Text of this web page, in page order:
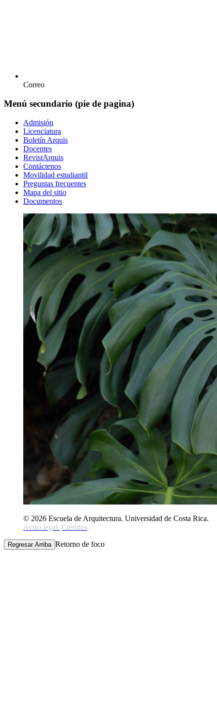
Correo
Menú secundario (pie de pagina)
Admisión
Licenciatura
Boletín Arquis
Docentes
RevistArquis
Contáctenos
Movilidad estudiantil
Preguntas frecuentes
Mapa del sitio
Documentos
© 2026 Escuela de Arquitectura. Universidad de Costa Rica.
Aviso legal. Créditos.
Regresar Arriba Retorno de foco